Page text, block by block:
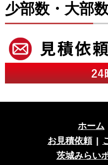
少部数・大部
ホーム
お見積依頼
茨城みらい